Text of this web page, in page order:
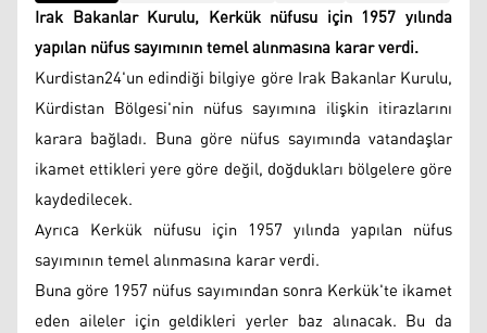
Irak Bakanlar Kurulu, Kerkük nüfusu için 1957 yılında
yapılan nüfus sayımının temel alınmasına karar verdi.
Kurdistan24'un edindiği bilgiye göre Irak Bakanlar Kurulu,
Kürdistan Bölgesi'nin nüfus sayımına ilişkin itirazlarını
karara bağladı. Buna göre nüfus sayımında vatandaşlar
ikamet ettikleri yere göre değil, doğdukları bölgelere göre
kaydedilecek.
Ayrıca Kerkük nüfusu için 1957 yılında yapılan nüfus
sayımının temel alınmasına karar verdi.
Buna göre 1957 nüfus sayımından sonra Kerkük'te ikamet
eden aileler için geldikleri yerler baz alınacak. Bu da